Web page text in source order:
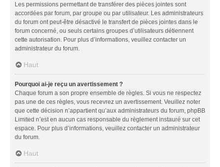
Les permissions permettant de transférer des pièces jointes sont
accordées par forum, par groupe ou par utilisateur. Les administrateurs
du forum ont peut-être désactivé le transfert de pièces jointes dans le
forum concerné, ou seuls certains groupes d’utilisateurs détiennent
cette autorisation. Pour plus d’informations, veuillez contacter un
administrateur du forum.
Haut
Pourquoi ai-je reçu un avertissement ?
Chaque forum a son propre ensemble de règles. Si vous ne respectez
pas une de ces règles, vous recevrez un avertissement. Veuillez noter
que cette décision n’appartient qu’aux administrateurs du forum, phpBB
Limited n’est en aucun cas responsable du règlement instauré sur cet
espace. Pour plus d’informations, veuillez contacter un administrateur
du forum.
Haut